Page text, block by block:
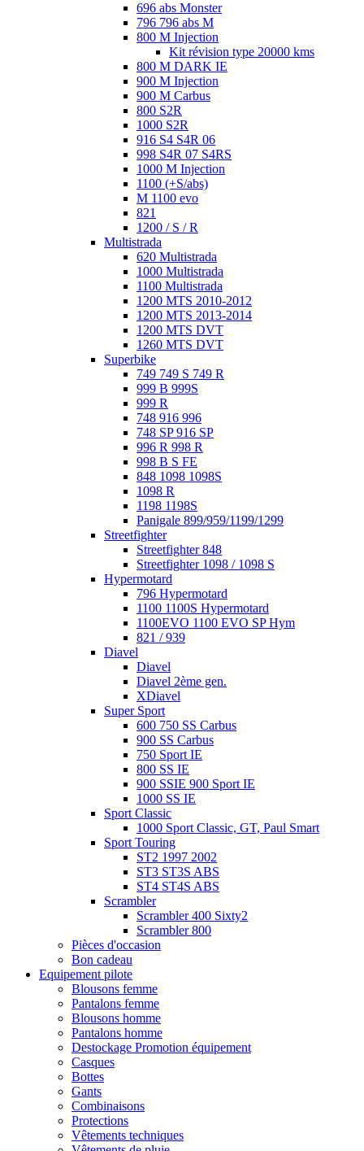
696 abs Monster
796 796 abs M
800 M Injection
Kit révision type 20000 kms
800 M DARK IE
900 M Injection
900 M Carbus
800 S2R
1000 S2R
916 S4 S4R 06
998 S4R 07 S4RS
1000 M Injection
1100 (+S/abs)
M 1100 evo
821
1200 / S / R
Multistrada
620 Multistrada
1000 Multistrada
1100 Multistrada
1200 MTS 2010-2012
1200 MTS 2013-2014
1200 MTS DVT
1260 MTS DVT
Superbike
749 749 S 749 R
999 B 999S
999 R
748 916 996
748 SP 916 SP
996 R 998 R
998 B S FE
848 1098 1098S
1098 R
1198 1198S
Panigale 899/959/1199/1299
Streetfighter
Streetfighter 848
Streetfighter 1098 / 1098 S
Hypermotard
796 Hypermotard
1100 1100S Hypermotard
1100EVO 1100 EVO SP Hym
821 / 939
Diavel
Diavel
Diavel 2ème gen.
XDiavel
Super Sport
600 750 SS Carbus
900 SS Carbus
750 Sport IE
800 SS IE
900 SSIE 900 Sport IE
1000 SS IE
Sport Classic
1000 Sport Classic, GT, Paul Smart
Sport Touring
ST2 1997 2002
ST3 ST3S ABS
ST4 ST4S ABS
Scrambler
Scrambler 400 Sixty2
Scrambler 800
Pièces d'occasion
Bon cadeau
Equipement pilote
Blousons femme
Pantalons femme
Blousons homme
Pantalons homme
Destockage Promotion équipement
Casques
Bottes
Gants
Combinaisons
Protections
Vêtements techniques